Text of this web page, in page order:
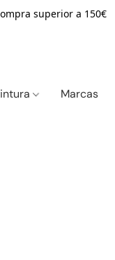
superior a 150€
Marcas